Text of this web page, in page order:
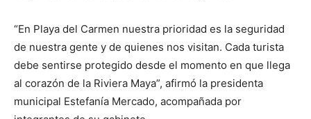
“En Playa del Carmen nuestra prioridad es la seguridad
de nuestra gente y de quienes nos visitan. Cada turista
debe sentirse protegido desde el momento en que llega
al corazón de la Riviera Maya”, afirmó la presidenta
municipal Estefanía Mercado, acompañada por